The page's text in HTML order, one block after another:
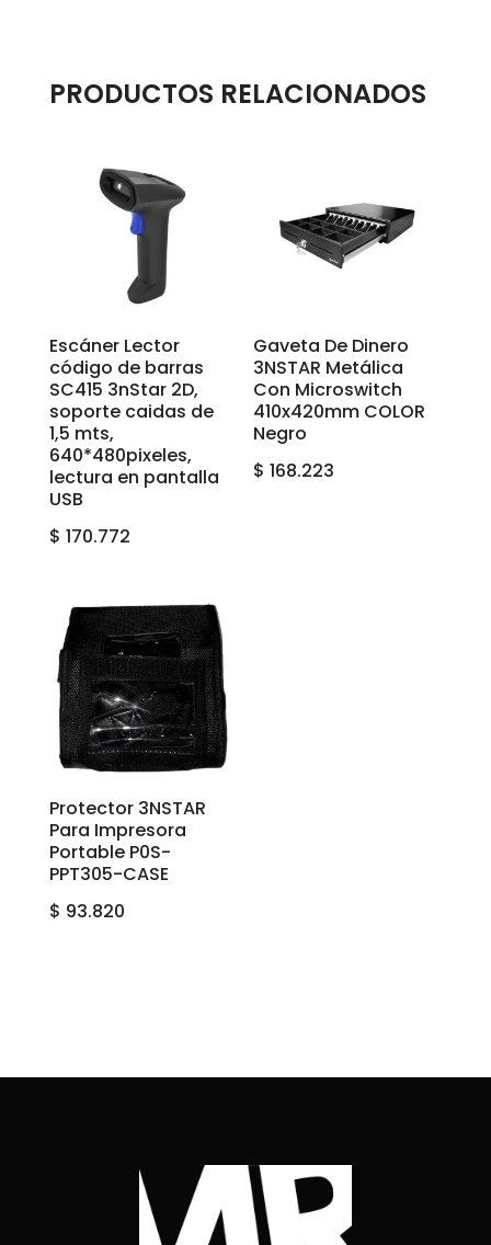
PRODUCTOS RELACIONADOS
Escáner Lector
código de barras
SC415 3nStar 2D,
soporte caidas de
1,5 mts,
640*480pixeles,
lectura en pantalla
USB
$ 170.772
Gaveta De Dinero
3NSTAR Metálica
Con Microswitch
410x420mm COLOR
Negro
$ 168.223
Protector 3NSTAR
Para Impresora
Portable P0S-
PPT305-CASE
$ 93.820